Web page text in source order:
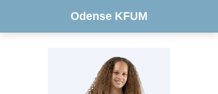
Odense KFUM